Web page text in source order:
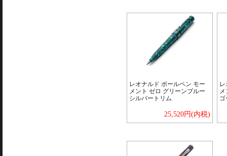
レオナルド ボールペン モー
メント ゼロ グリーンブルー
シルバートリム
25,520円(内税)
レ
ゴ